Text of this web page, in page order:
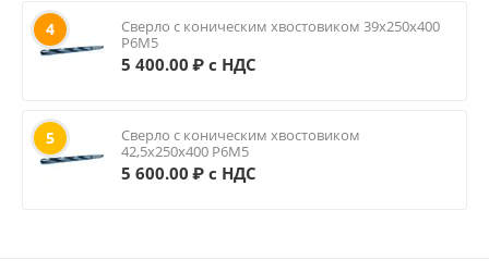
4
Сверло с коническим хвостовиком 39х250х400
Р6М5
5 400.00 ₽ с НДС
5
Сверло с коническим хвостовиком
42,5х250х400 Р6М5
5 600.00 ₽ с НДС